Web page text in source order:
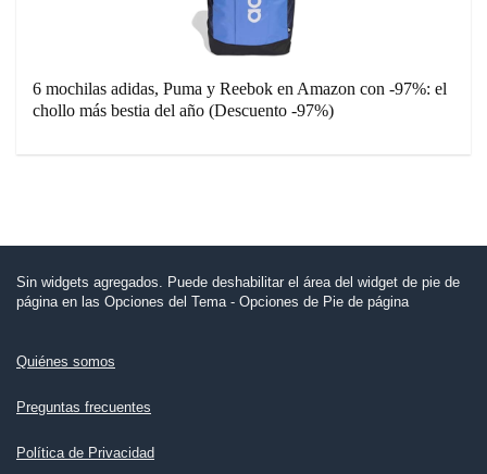
6 mochilas adidas, Puma y Reebok en Amazon con -97%: el
chollo más bestia del año (Descuento -97%)
Sin widgets agregados. Puede deshabilitar el área del widget de pie de
página en las Opciones del Tema - Opciones de Pie de página
Quiénes somos
Preguntas frecuentes
Política de Privacidad